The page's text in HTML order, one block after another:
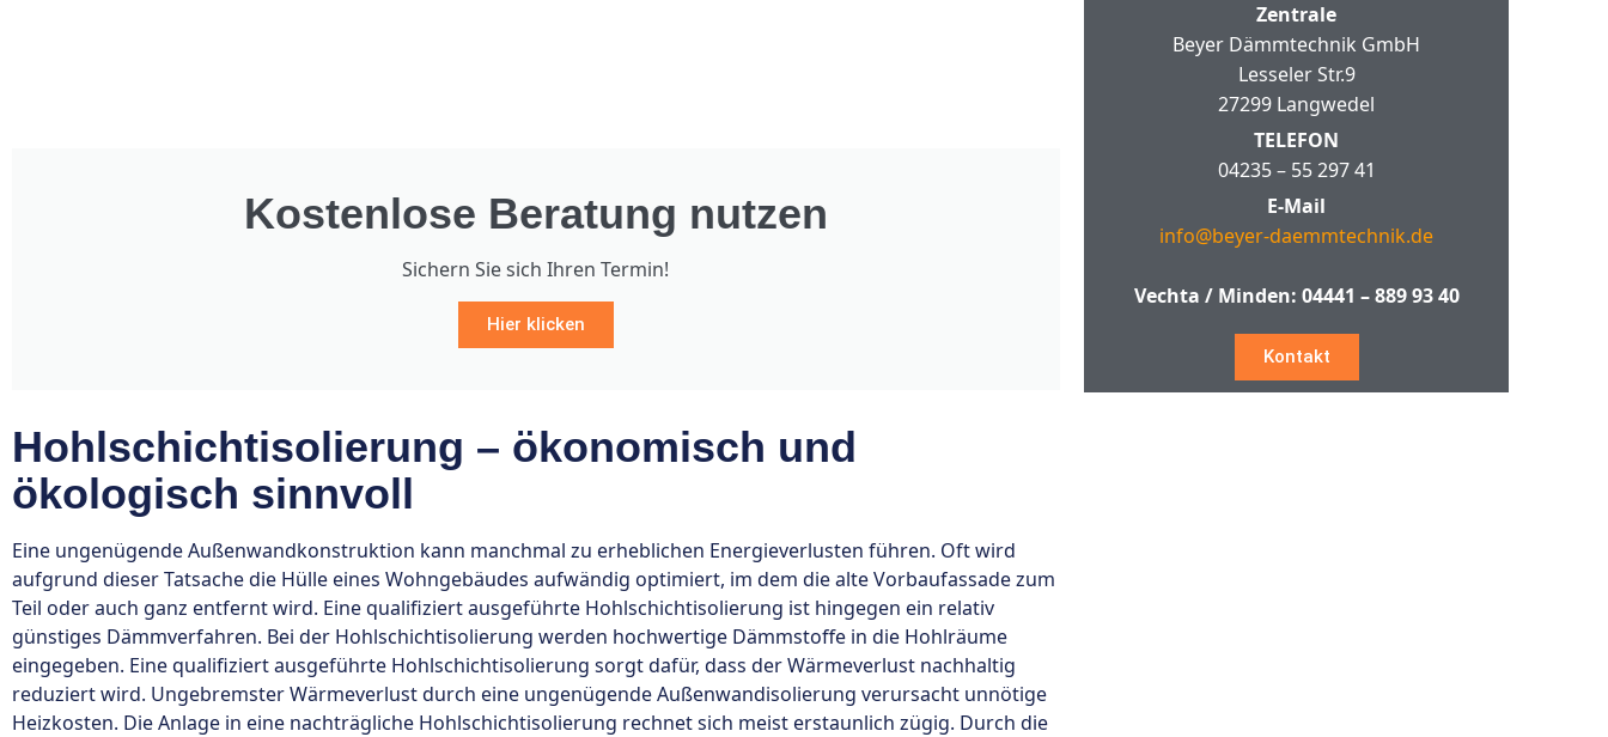
Kostenlose Beratung nutzen
Sichern Sie sich Ihren Termin!
Hier klicken
Hohlschichtisolierung – ökonomisch und
ökologisch sinnvoll
Eine ungenügende Außenwandkonstruktion kann manchmal zu erheblichen Energieverlusten führen. Oft wird
aufgrund dieser Tatsache die Hülle eines Wohngebäudes aufwändig optimiert, im dem die alte Vorbaufassade zum
Teil oder auch ganz entfernt wird. Eine qualifiziert ausgeführte Hohlschichtisolierung ist hingegen ein relativ
günstiges Dämmverfahren. Bei der Hohlschichtisolierung werden hochwertige Dämmstoffe in die Hohlräume
eingegeben. Eine qualifiziert ausgeführte Hohlschichtisolierung sorgt dafür, dass der Wärmeverlust nachhaltig
reduziert wird. Ungebremster Wärmeverlust durch eine ungenügende Außenwandisolierung verursacht unnötige
Heizkosten. Die Anlage in eine nachträgliche Hohlschichtisolierung rechnet sich meist erstaunlich zügig. Durch die
Zentrale
Beyer Dämmtechnik GmbH
Lesseler Str.9
27299 Langwedel
TELEFON
04235 – 55 297 41
E-Mail
info@beyer-daemmtechnik.de
Vechta / Minden: 04441 – 889 93 40
Kontakt